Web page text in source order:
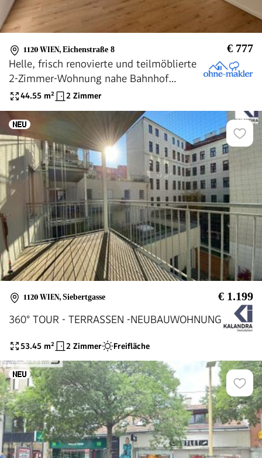
1120 WIEN, Eichenstraße 8 € 777
Helle, frisch renovierte und teilmöblierte
2-Zimmer-Wohnung nahe Bahnhof
Meidling
44.55 m² 2 Zimmer
1120 WIEN, Siebertgasse € 1.199
360° TOUR - TERRASSEN -NEUBAUWOHNUNG
53.45 m² 2 Zimmer Freifläche